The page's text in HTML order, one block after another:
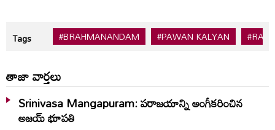
Tags #BRAHMANANDAM #PAWAN KALYAN #RAM
తాజా వార్తలు
Srinivasa Mangapuram: పరాజయాన్ని అంగీకరించిన
అజయ్ భూపతి